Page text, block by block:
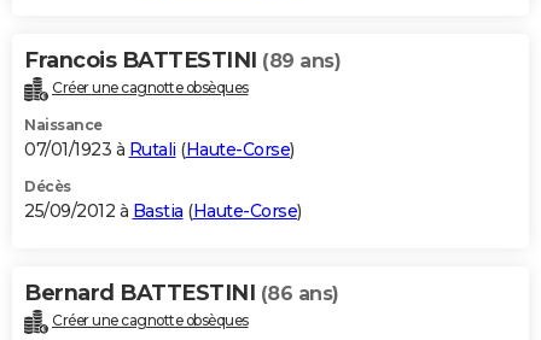
Francois BATTESTINI (89 ans)
Créer une cagnotte obsèques
Naissance
07/01/1923 à Rutali (Haute-Corse)
Décès
25/09/2012 à Bastia (Haute-Corse)
Bernard BATTESTINI (86 ans)
Créer une cagnotte obsèques